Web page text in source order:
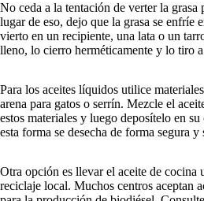
No ceda a la tentación de verter la grasa
lugar de eso, dejo que la grasa se enfríe
vierto en un recipiente, una lata o un
lleno, lo cierro herméticamente y lo tiro a
Para los aceites líquidos utilice
arena para gatos o serrín. Mezcle el
estos materiales y luego deposítelo en
esta forma se desecha de forma segura y
Otra opción es llevar el aceite de cocina
reciclaje local. Muchos centros aceptan